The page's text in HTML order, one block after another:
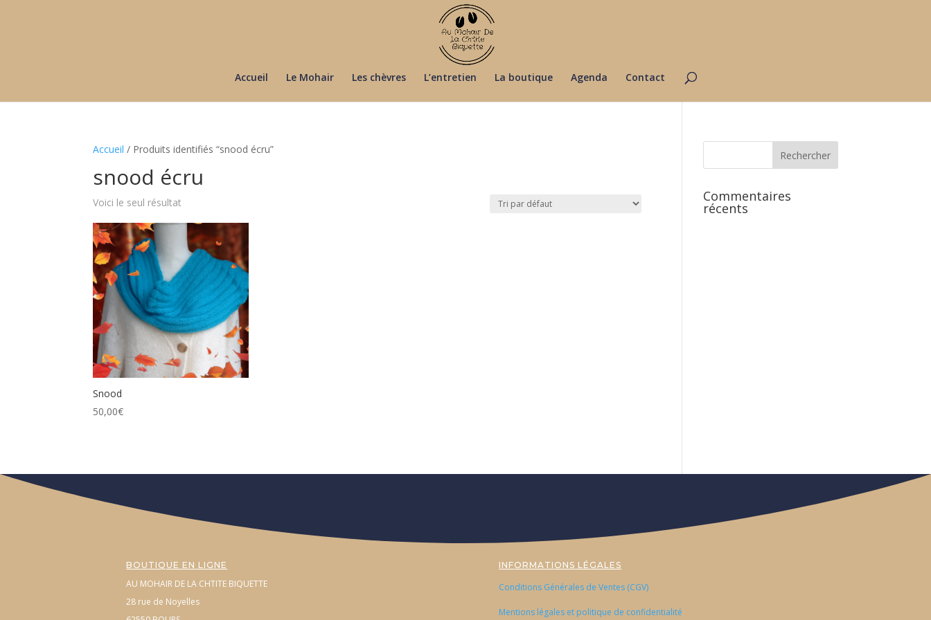
Accueil Le Mohair Les chèvres L’entretien La boutique Agenda Contact
Accueil / Produits identifiés “snood écru”
snood écru
Voici le seul résultat
Snood
50,00€
Commentaires
récents
BOUTIQUE EN LIGNE
AU MOHAIR DE LA CHTITE BIQUETTE
28 rue de Noyelles
INFORMATIONS LÉGALES
Conditions Générales de Ventes (CGV)
Mentions légales et politique de confidentialité